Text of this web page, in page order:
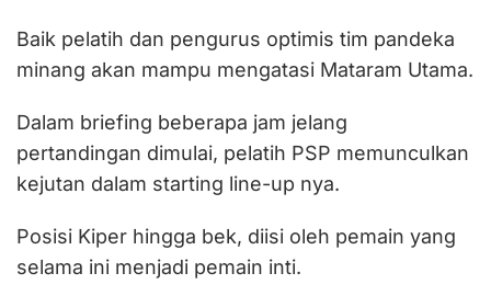
Baik pelatih dan pengurus optimis tim pandeka
minang akan mampu mengatasi Mataram Utama.
Dalam briefing beberapa jam jelang
pertandingan dimulai, pelatih PSP memunculkan
kejutan dalam starting line-up nya.
Posisi Kiper hingga bek, diisi oleh pemain yang
selama ini menjadi pemain inti.